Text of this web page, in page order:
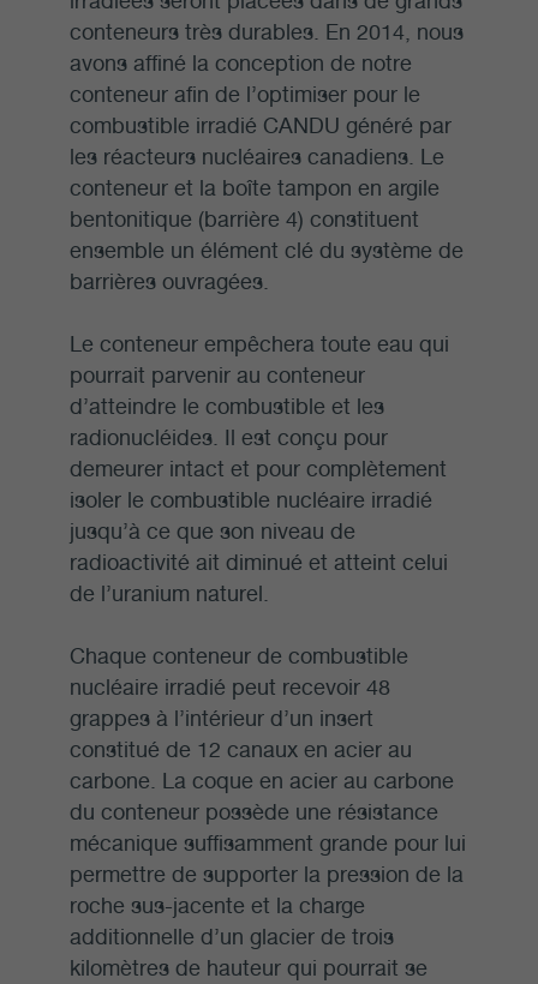
conteneurs très durables. En 2014, nous
avons affiné la conception de notre
conteneur afin de l’optimiser pour le
combustible irradié CANDU généré par
les réacteurs nucléaires canadiens. Le
conteneur et la boîte tampon en argile
bentonitique (barrière 4) constituent
ensemble un élément clé du système de
barrières ouvragées.
Le conteneur empêchera toute eau qui
pourrait parvenir au conteneur
d’atteindre le combustible et les
radionucléides. Il est conçu pour
demeurer intact et pour complètement
isoler le combustible nucléaire irradié
jusqu’à ce que son niveau de
radioactivité ait diminué et atteint celui
de l’uranium naturel.
Chaque conteneur de combustible
nucléaire irradié peut recevoir 48
grappes à l’intérieur d’un insert
constitué de 12 canaux en acier au
carbone. La coque en acier au carbone
du conteneur possède une résistance
mécanique suffisamment grande pour lui
permettre de supporter la pression de la
roche sus-jacente et la charge
additionnelle d’un glacier de trois
kilomètres de hauteur qui pourrait se